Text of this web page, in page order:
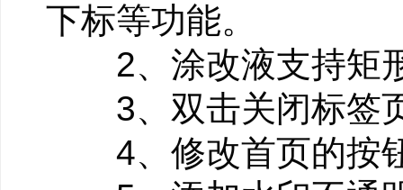
下标等功能。
2、涂改液支持矩
3、双击关闭标签
4、修改首页的按